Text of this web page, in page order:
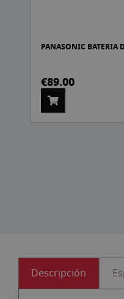
PANASONIC BATERIA
€89.00
Descripción